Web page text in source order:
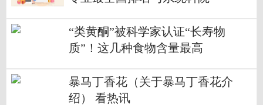
“类黄酮”被科学家认证“长寿物
质”！这几种食物含量最高
暴马丁香花（关于暴马丁香花介
绍） 看热讯